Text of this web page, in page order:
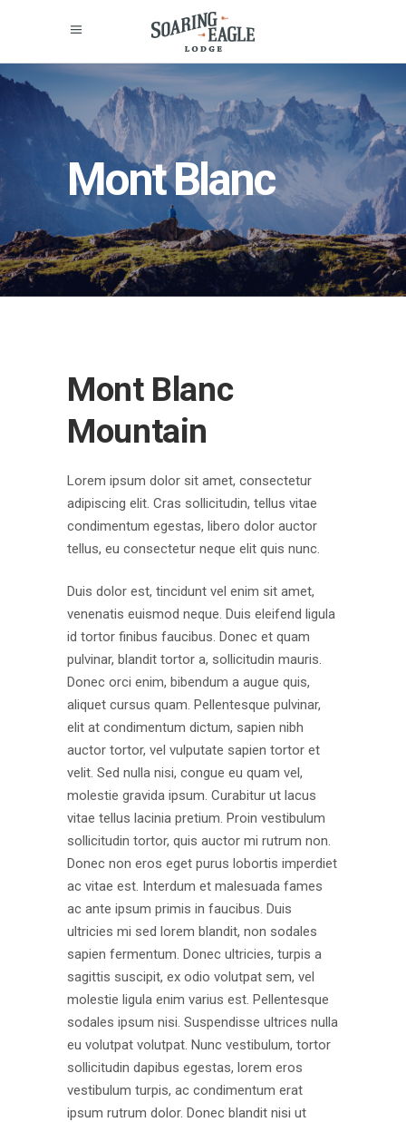
Mont Blanc
Mont Blanc
Mountain
Lorem ipsum dolor sit amet, consectetur
adipiscing elit. Cras sollicitudin, tellus vitae
condimentum egestas, libero dolor auctor
tellus, eu consectetur neque elit quis nunc.
Duis dolor est, tincidunt vel enim sit amet,
venenatis euismod neque. Duis eleifend ligula
id tortor finibus faucibus. Donec et quam
pulvinar, blandit tortor a, sollicitudin mauris.
Donec orci enim, bibendum a augue quis,
aliquet cursus quam. Pellentesque pulvinar,
elit at condimentum dictum, sapien nibh
auctor tortor, vel vulputate sapien tortor et
velit. Sed nulla nisi, congue eu quam vel,
molestie gravida ipsum. Curabitur ut lacus
vitae tellus lacinia pretium. Proin vestibulum
sollicitudin tortor, quis auctor mi rutrum non.
Donec non eros eget purus lobortis imperdiet
ac vitae est. Interdum et malesuada fames
ac ante ipsum primis in faucibus. Duis
ultricies mi sed lorem blandit, non sodales
sapien fermentum. Donec ultricies, turpis a
sagittis suscipit, ex odio volutpat sem, vel
molestie ligula enim varius est. Pellentesque
sodales ipsum nisi. Suspendisse ultrices nulla
eu volutpat volutpat. Nunc vestibulum, tortor
sollicitudin dapibus egestas, lorem eros
vestibulum turpis, ac condimentum erat
ipsum rutrum dolor. Donec blandit nisi ut